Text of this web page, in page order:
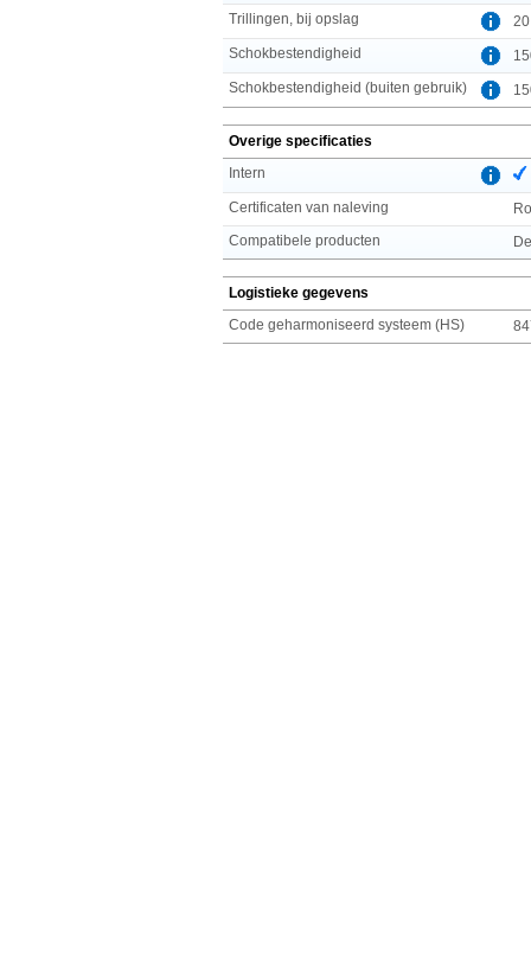
Trillingen, bij opslag
Schokbestendigheid
Schokbestendigheid (buiten gebruik)
Overige specificaties
Intern
Certificaten van naleving
Compatibele producten
Logistieke gegevens
Code geharmoniseerd systeem (HS)